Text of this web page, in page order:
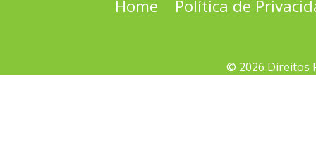
Home Política de
© 2026 Direitos